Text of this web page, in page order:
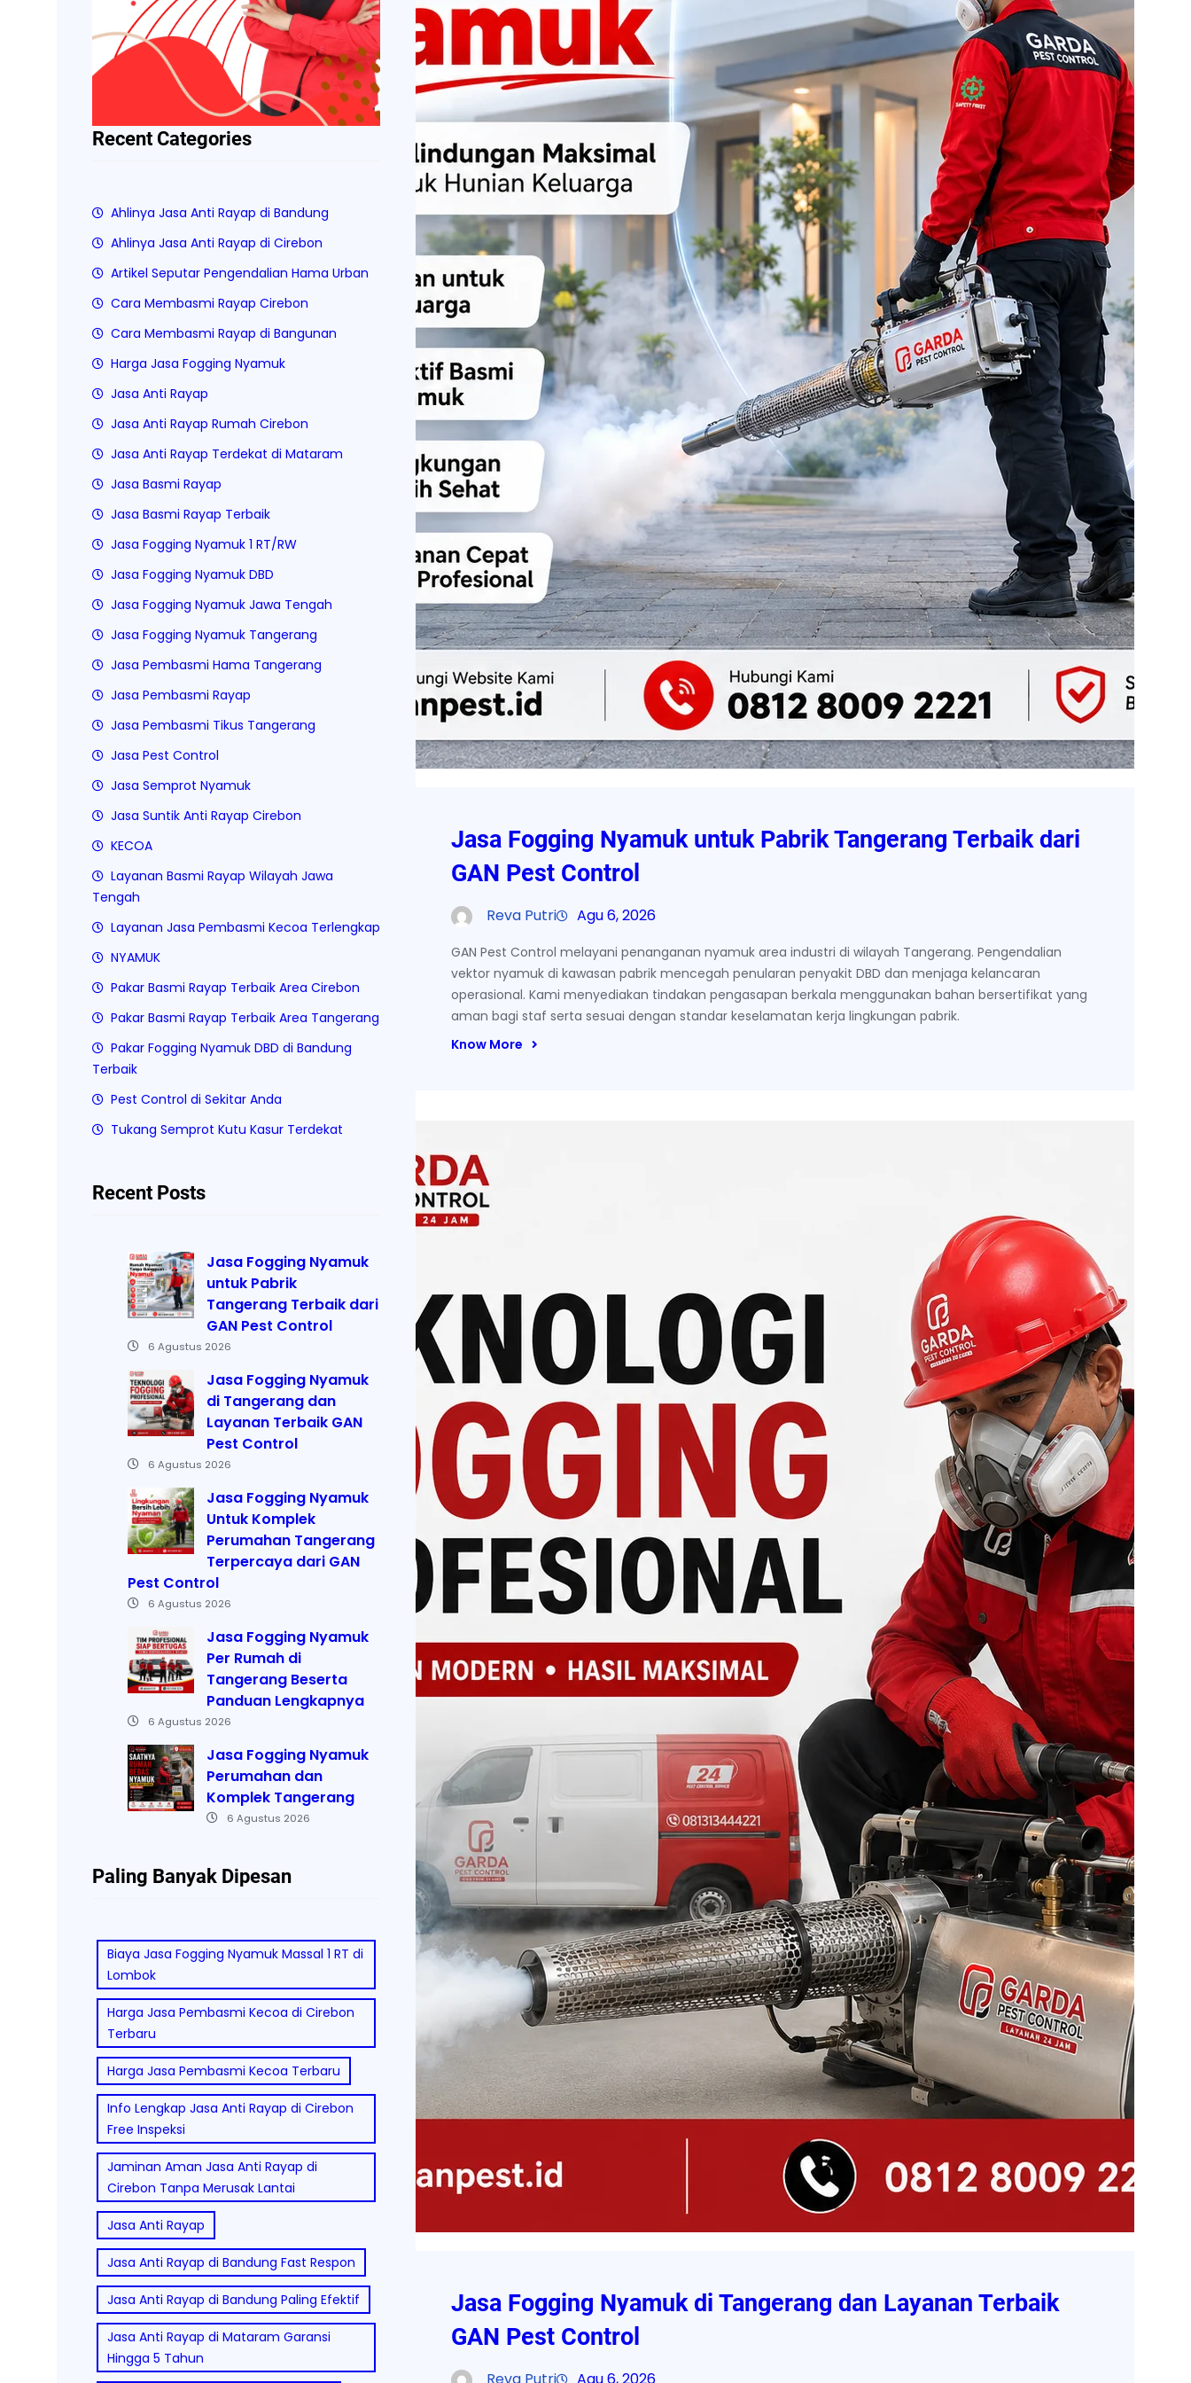
Recent Categories
Ahlinya Jasa Anti Rayap di Bandung
Ahlinya Jasa Anti Rayap di Cirebon
Artikel Seputar Pengendalian Hama Urban
Cara Membasmi Rayap Cirebon
Cara Membasmi Rayap di Bangunan
Harga Jasa Fogging Nyamuk
Jasa Anti Rayap
Jasa Anti Rayap Rumah Cirebon
Jasa Anti Rayap Terdekat di Mataram
Jasa Basmi Rayap
Jasa Basmi Rayap Terbaik
Jasa Fogging Nyamuk 1 RT/RW
Jasa Fogging Nyamuk DBD
Jasa Fogging Nyamuk Jawa Tengah
Jasa Fogging Nyamuk Tangerang
Jasa Pembasmi Hama Tangerang
Jasa Pembasmi Rayap
Jasa Pembasmi Tikus Tangerang
Jasa Pest Control
Jasa Semprot Nyamuk
Jasa Suntik Anti Rayap Cirebon
KECOA
Layanan Basmi Rayap Wilayah Jawa
Tengah
Layanan Jasa Pembasmi Kecoa Terlengkap
NYAMUK
Pakar Basmi Rayap Terbaik Area Cirebon
Pakar Basmi Rayap Terbaik Area Tangerang
Pakar Fogging Nyamuk DBD di Bandung
Terbaik
Pest Control di Sekitar Anda
Tukang Semprot Kutu Kasur Terdekat
Recent Posts
Jasa Fogging Nyamuk
untuk Pabrik
Tangerang Terbaik dari
GAN Pest Control
6 Agustus 2026
Jasa Fogging Nyamuk
di Tangerang dan
Layanan Terbaik GAN
Pest Control
6 Agustus 2026
Jasa Fogging Nyamuk
Untuk Komplek
Perumahan Tangerang
Terpercaya dari GAN
Pest Control
6 Agustus 2026
Jasa Fogging Nyamuk
Per Rumah di
Tangerang Beserta
Panduan Lengkapnya
6 Agustus 2026
Jasa Fogging Nyamuk
Perumahan dan
Komplek Tangerang
6 Agustus 2026
Paling Banyak Dipesan
Biaya Jasa Fogging Nyamuk Massal 1 RT di
Lombok
Harga Jasa Pembasmi Kecoa di Cirebon
Terbaru
Harga Jasa Pembasmi Kecoa Terbaru
Info Lengkap Jasa Anti Rayap di Cirebon
Free Inspeksi
Jaminan Aman Jasa Anti Rayap di
Cirebon Tanpa Merusak Lantai
Jasa Anti Rayap
Jasa Anti Rayap di Bandung Fast Respon
Jasa Anti Rayap di Bandung Paling Efektif
Jasa Anti Rayap di Mataram Garansi
Hingga 5 Tahun
Jasa Fogging Nyamuk untuk Pabrik Tangerang Terbaik dari
GAN Pest Control
Reva Putri Agu 6, 2026
GAN Pest Control melayani penanganan nyamuk area industri di wilayah Tangerang. Pengendalian
vektor nyamuk di kawasan pabrik mencegah penularan penyakit DBD dan menjaga kelancaran
operasional. Kami menyediakan tindakan pengasapan berkala menggunakan bahan bersertifikat yang
aman bagi staf serta sesuai dengan standar keselamatan kerja lingkungan pabrik.
Know More
Jasa Fogging Nyamuk di Tangerang dan Layanan Terbaik
GAN Pest Control